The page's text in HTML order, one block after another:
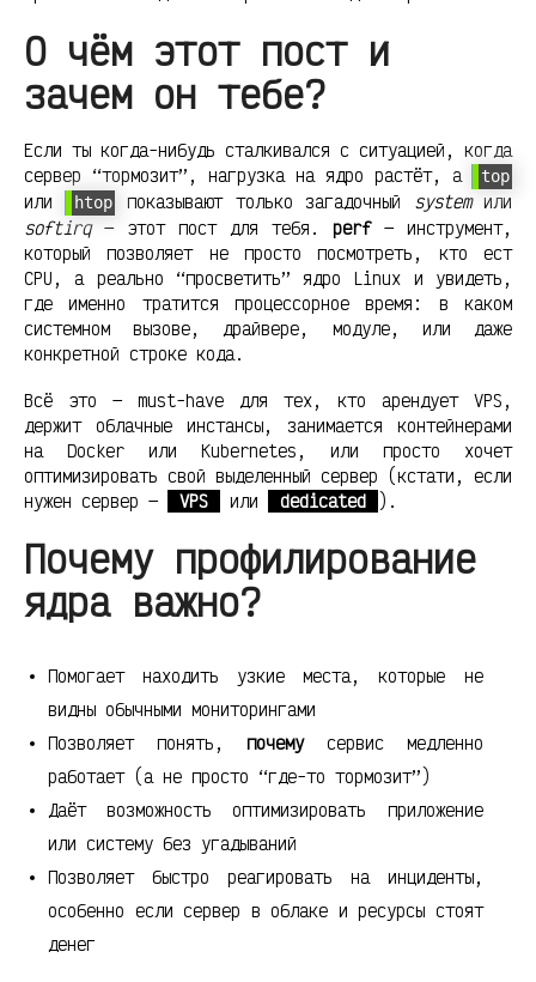
О чём этот пост и
зачем он тебе?
Если ты когда-нибудь сталкивался с ситуацией, когда
сервер “тормозит”, нагрузка на ядро растёт, а
top
или htop показывают только загадочный systemили
softirq— этот пост для тебя. perf— инструмент,
который позволяет не просто посмотреть, кто ест
CPU, а реально “просветить” ядро Linux и увидеть,
где именно тратится процессорное время: в каком
системном вызове, драйвере, модуле, или даже
конкретной строке кода.
Всё это — must-have для тех, кто арендует VPS,
держит облачные инстансы, занимается контейнерами
на Docker или Kubernetes, или просто хочет
оптимизировать свой выделенный сервер (кстати, если
нужен сервер —
VPS или dedicated ).
Почему профилирование
ядра важно?
Помогает находить узкие места, которые не
видны обычными мониторингами
Позволяет понять, почемусервис медленно
работает (а не просто “где-то тормозит”)
Даёт возможность оптимизировать приложение
или систему без угадываний
Позволяет быстро реагировать на инциденты,
особенно если сервер в облаке и ресурсы стоят
денег